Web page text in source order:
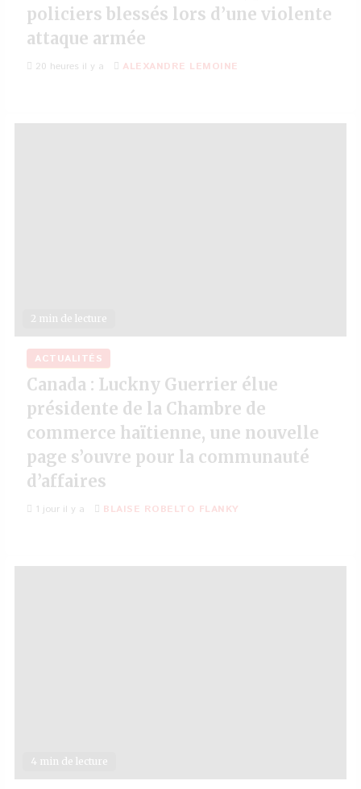
policiers blessés lors d’une violente
attaque armée
20 heures il y a ALEXANDRE LEMOINE
2 min de lecture
ACTUALITÉS
Canada : Luckny Guerrier élue
présidente de la Chambre de
commerce haïtienne, une nouvelle
page s’ouvre pour la communauté
d’affaires
1 jour il y a BLAISE ROBELTO FLANKY
4 min de lecture